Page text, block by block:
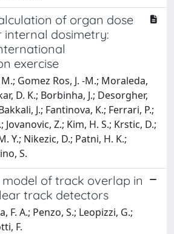
of organ dose
internal dosimetry:
exercise
Gomez Ros, J. -M.; Moraleda,
D. K.; Borbinha, J.; Desorgher,
J.; Fantinova, K.; Ferrari, P.;
Jovanovic, Z.; Kim, H. S.; Krstic, D.;
Y.; Nikezic, D.; Patni, H. K.;
S.
of track overlap in
track detectors
F. A.; Penzo, S.; Leopizzi, G.;
F.